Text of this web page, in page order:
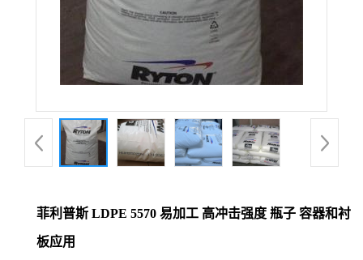
菲利普斯 LDPE 5570 易加工 高冲击强度 瓶子 容器和衬
板应用